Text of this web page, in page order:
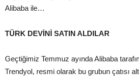
Alibaba ile…
TÜRK DEVİNİ SATIN ALDILAR
Geçtiğimiz Temmuz ayında Alibaba
Trendyol, resmi olarak bu grubun çatısı